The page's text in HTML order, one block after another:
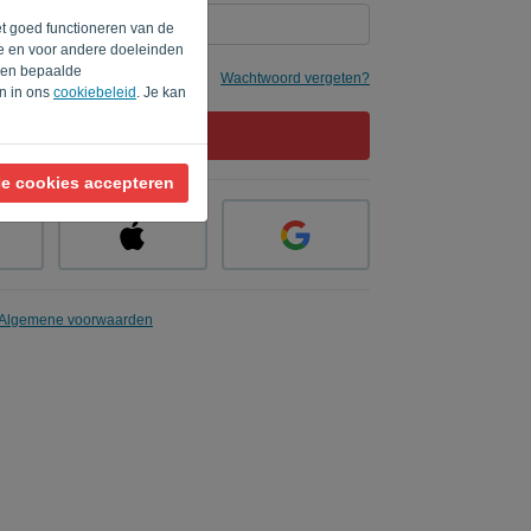
goed functioneren van de
en voor andere doeleinden
bepaalde
in ons cookiebeleid . Je kan
cookies accepteren
Wachtwoord vergeten?
voorwaarden